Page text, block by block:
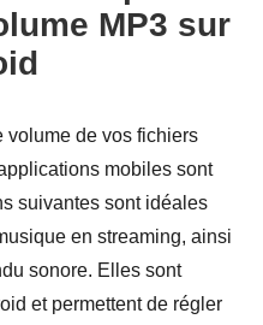
MP3 sur
volume de vos fichiers
mobiles sont
suivantes sont idéales
en streaming, ainsi
sonore. Elles sont
et permettent de régler